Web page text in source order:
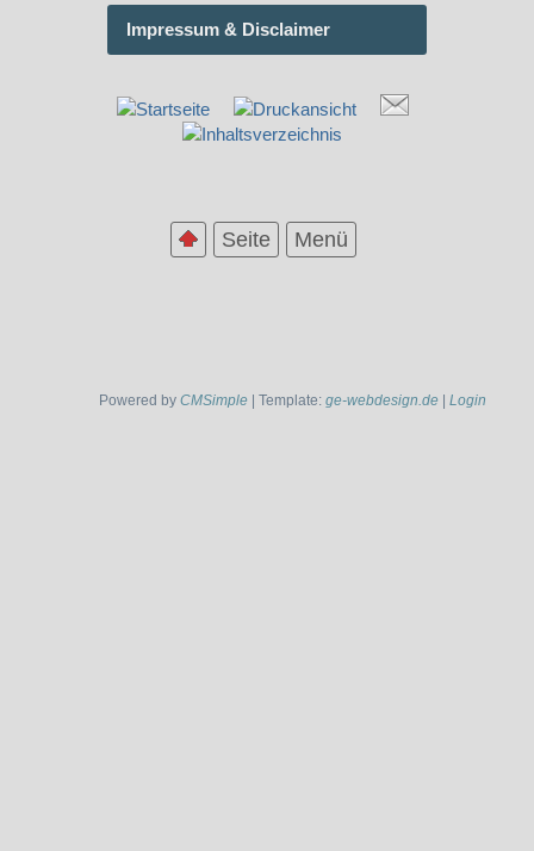
Impressum & Disclaimer
Seite Menü
Powered by CMSimple | Template: ge-webdesign.de Login